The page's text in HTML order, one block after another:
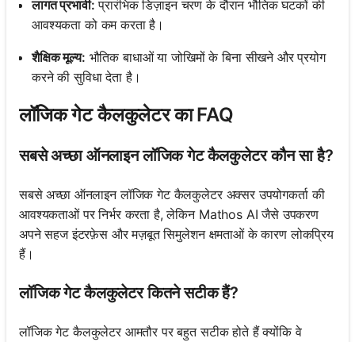
लागत प्रभावी: प्रारंभिक डिज़ाइन चरण के दौरान भौतिक घटकों की
आवश्यकता को कम करता है।
शैक्षिक मूल्य: भौतिक बाधाओं या जोखिमों के बिना सीखने और प्रयोग
करने की सुविधा देता है।
लॉजिक गेट कैलकुलेटर का FAQ
सबसे अच्छा ऑनलाइन लॉजिक गेट कैलकुलेटर कौन सा है?
सबसे अच्छा ऑनलाइन लॉजिक गेट कैलकुलेटर अक्सर उपयोगकर्ता की
आवश्यकताओं पर निर्भर करता है, लेकिन Mathos AI जैसे उपकरण
अपने सहज इंटरफ़ेस और मज़बूत सिमुलेशन क्षमताओं के कारण लोकप्रिय
हैं।
लॉजिक गेट कैलकुलेटर कितने सटीक हैं?
लॉजिक गेट कैलकुलेटर आमतौर पर बहुत सटीक होते हैं क्योंकि वे